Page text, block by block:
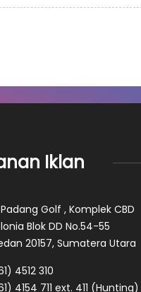
Iklan
Golf , Komplek CBD
Blok DD No.54-55
20157, Sumatera Utara
4512 310
4154 711 ext. 411 (Hunting)